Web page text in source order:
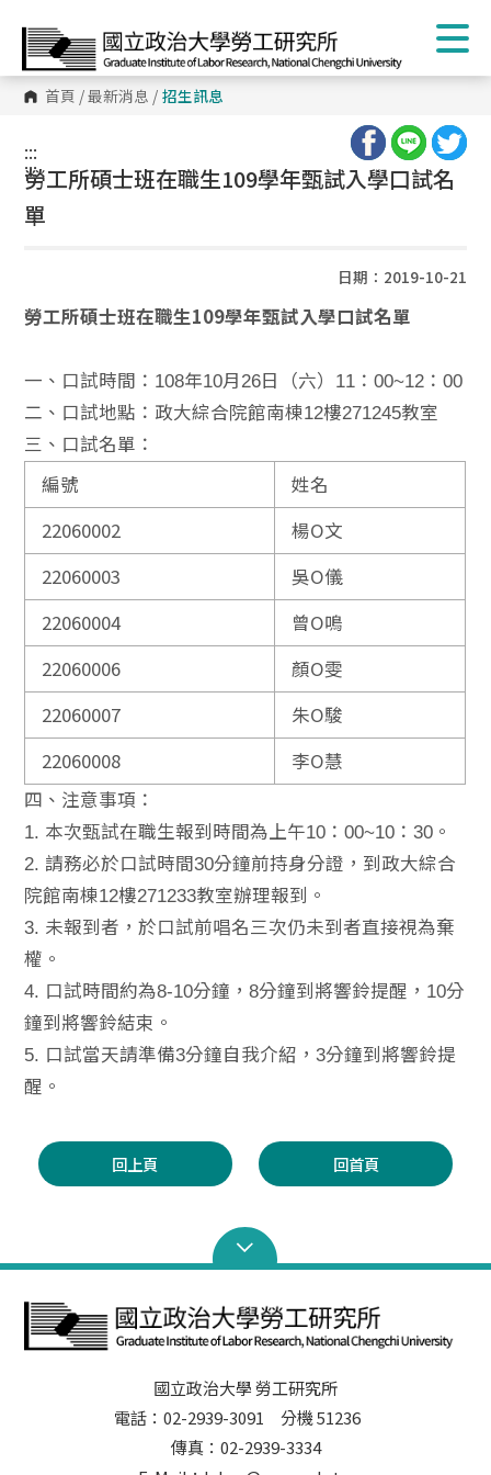
首頁 /最新消息 / 招生訊息
:::
:::
勞工所碩士班在職生109學年甄試入學口試名
單
日期：2019-10-21
勞工所碩士班在職生109學年甄試入學口試名單
一、口試時間：108年10月26日（六）11：00~12：00
二、口試地點：政大綜合院館南棟12樓271245教室
三、口試名單：
編號
姓名
22060002
楊O文
22060003
吳O儀
22060004
曾O鳴
22060006
顏O雯
22060007
朱O駿
22060008
李O慧
四、注意事項：
1. 本次甄試在職生報到時間為上午10：00~10：30。
2. 請務必於口試時間30分鐘前持身分證，到政大綜合
院館南棟12樓271233教室辦理報到。
3. 未報到者，於口試前唱名三次仍未到者直接視為棄
權。
4. 口試時間約為8-10分鐘，8分鐘到將響鈴提醒，10分
鐘到將響鈴結束。
5. 口試當天請準備3分鐘自我介紹，3分鐘到將響鈴提
醒。
回上頁 回首頁
國立政治大學 勞工研究所
電話：02-2939-3091 分機 51236
傳真：02-2939-3334